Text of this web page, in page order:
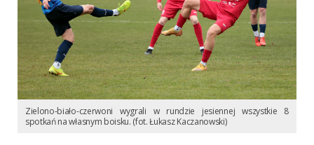
Zielono-biało-czerwoni wygrali w rundzie jesiennej wszystkie 8
spotkań na własnym boisku. (fot. Łukasz Kaczanowski)